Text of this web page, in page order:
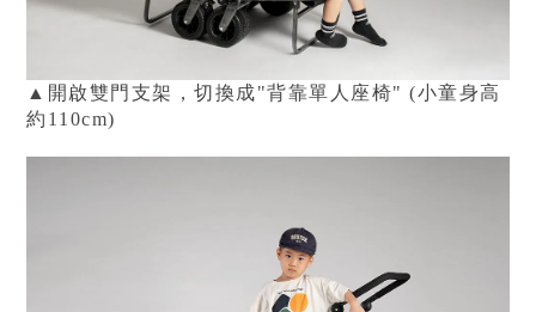
▲ 開啟雙門支架，切換成"背靠單人座椅" (小童身高
約110cm)